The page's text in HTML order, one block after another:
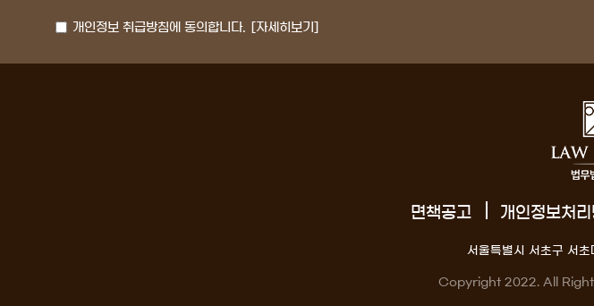
개인정보 취급방침에 동의합니다. [자세히보기]
면책공고 개인정보처리
서울특별시 서초구 서
Copyright 2022. All